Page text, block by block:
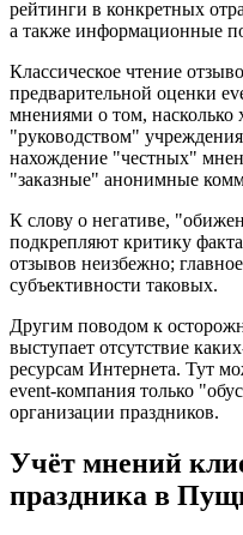
рейтинги в конкретных
а также информационные
Классическое чтение
предварительной оценки
мнениями о том, насколько
"руководством"
нахождение "честных"
"заказные" анонимные
К слову о негативе,
подкрепляют критику
отзывов неизбежно;
субъективности таковых.
Другим поводом к
выступает отсутствие
ресурсам Интернета. Тут
event-компания только
организации праздников.
Учёт мнений
праздника в